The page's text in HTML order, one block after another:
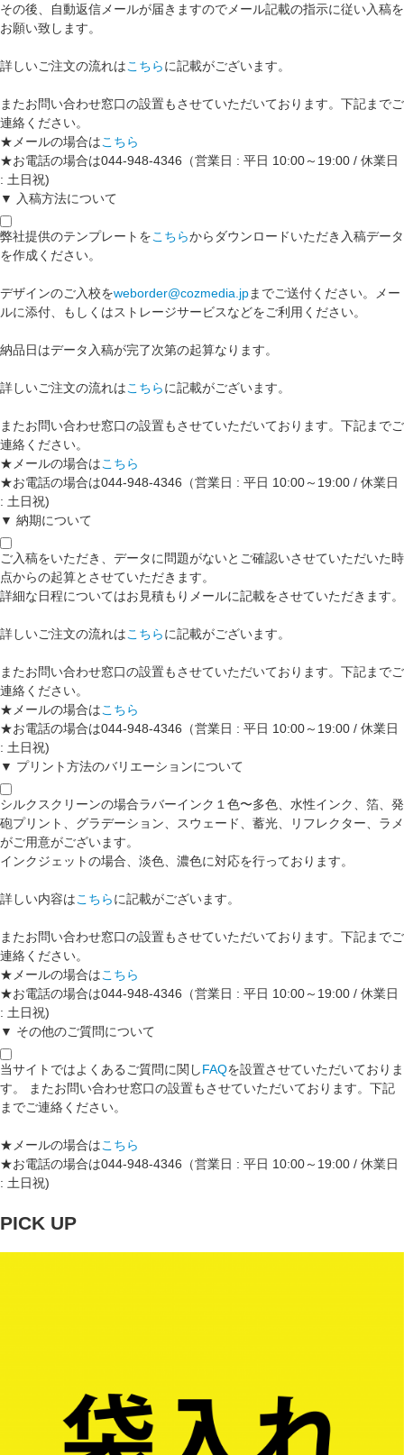
その後、自動返信メールが届きますのでメール記載の指示に従い入稿を
お願い致します。
詳しいご注文の流れはこちらに記載がございます。
またお問い合わせ窓口の設置もさせていただいております。下記までご
連絡ください。
★メールの場合はこちら
★お電話の場合は044-948-4346（営業日 : 平日 10:00～19:00 / 休業日
: 土日祝)
▼ 入稿方法について
弊社提供のテンプレートをこちらからダウンロードいただき入稿データ
を作成ください。
デザインのご入校をweborder@cozmedia.jpまでご送付ください。メー
ルに添付、もしくはストレージサービスなどをご利用ください。
納品日はデータ入稿が完了次第の起算なります。
詳しいご注文の流れはこちらに記載がございます。
またお問い合わせ窓口の設置もさせていただいております。下記までご
連絡ください。
★メールの場合はこちら
★お電話の場合は044-948-4346（営業日 : 平日 10:00～19:00 / 休業日
: 土日祝)
▼ 納期について
ご入稿をいただき、データに問題がないとご確認いさせていただいた時
点からの起算とさせていただきます。
詳細な日程についてはお見積もりメールに記載をさせていただきます。
詳しいご注文の流れはこちらに記載がございます。
またお問い合わせ窓口の設置もさせていただいております。下記までご
連絡ください。
★メールの場合はこちら
★お電話の場合は044-948-4346（営業日 : 平日 10:00～19:00 / 休業日
: 土日祝)
▼ プリント方法のバリエーションについて
シルクスクリーンの場合ラバーインク１色〜多色、水性インク、箔、発
砲プリント、グラデーション、スウェード、蓄光、リフレクター、ラメ
がご用意がございます。
インクジェットの場合、淡色、濃色に対応を行っております。
詳しい内容はこちらに記載がございます。
またお問い合わせ窓口の設置もさせていただいております。下記までご
連絡ください。
★メールの場合はこちら
★お電話の場合は044-948-4346（営業日 : 平日 10:00～19:00 / 休業日
: 土日祝)
▼ その他のご質問について
当サイトではよくあるご質問に関しFAQを設置させていただいておりま
す。 またお問い合わせ窓口の設置もさせていただいております。下記
までご連絡ください。
★メールの場合はこちら
★お電話の場合は044-948-4346（営業日 : 平日 10:00～19:00 / 休業日
: 土日祝)
PICK UP